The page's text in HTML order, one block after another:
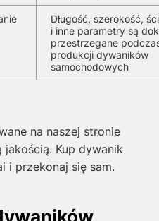
Długość, szerokość,
i inne parametry są
przestrzegane
produkcji dywaników
samochodowych
na naszej stronie
Kup dywanik
i przekonaj się sam.